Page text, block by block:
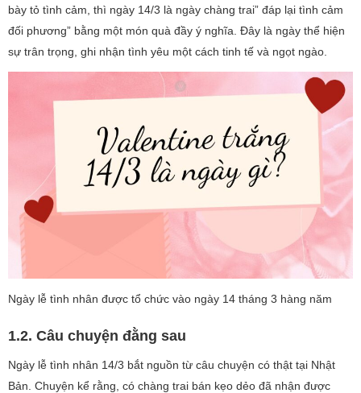
bày tỏ tình cảm, thì ngày 14/3 là ngày chàng trai” đáp lại tình cảm
đối phương” bằng một món quà đầy ý nghĩa. Đây là ngày thể hiện
sự trân trọng, ghi nhận tình yêu một cách tinh tế và ngọt ngào.
Ngày lễ tình nhân được tổ chức vào ngày 14 tháng 3 hàng năm
1.2. Câu chuyện đằng sau
Ngày lễ tình nhân 14/3 bắt nguồn từ câu chuyện có thật tại Nhật
Bản. Chuyện kể rằng, có chàng trai bán kẹo dẻo đã nhận được